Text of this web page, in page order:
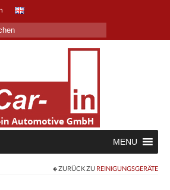
MENU
ZURÜCK ZU REINIGUNGSGERÄTE